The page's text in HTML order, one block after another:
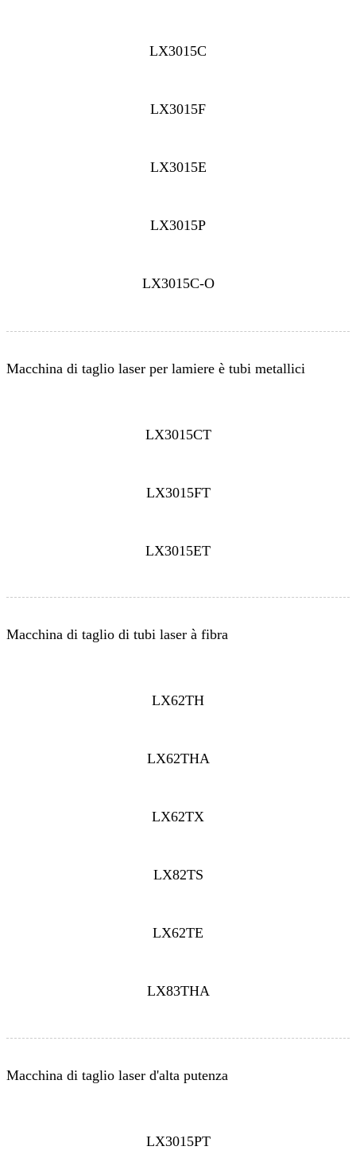
LX3015C
LX3015F
LX3015E
LX3015P
LX3015C-O
Macchina di taglio laser per lamiere è tubi metallici
LX3015CT
LX3015FT
LX3015ET
Macchina di taglio di tubi laser à fibra
LX62TH
LX62THA
LX62TX
LX82TS
LX62TE
LX83THA
Macchina di taglio laser d'alta putenza
LX3015PT